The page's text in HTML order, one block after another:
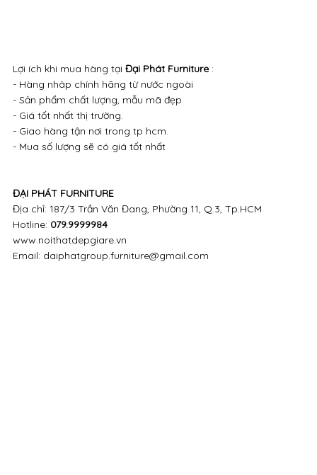
Lợi ích khi mua hàng tại Đại Phát Furniture:
- Hàng nhâp chính hãng từ nước ngoài
- Sản phẩm chất lượng, mẫu mã đẹp
- Giá tốt nhất thị trường.
- Giao hàng tận nơi trong tp hcm.
- Mua số lượng sẽ có giá tốt nhất
ĐẠI PHÁT FURNITURE
Địa chỉ: 187/3 Trần Văn Đang, Phường 11, Q.3, Tp.HCM
Hotline: 079.9999984
www.noithatdepgiare.vn
Email: daiphatgroup.furniture@gmail.com